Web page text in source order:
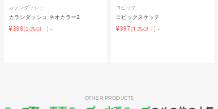
カランダッシュ
カランダッシュ ネオカラー2
¥388(20%OFF)～
コピック
コピックスケッチ
¥387(10%OFF)～
OTHER PRODUCTS